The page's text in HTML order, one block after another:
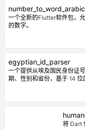
number_to_word_arabic
一个全新的Flutter软件包，
的数字。
egyptian_id_parser
一个提供从埃及国民身份证
期、性别和省份，基于 14 位
将 Dart